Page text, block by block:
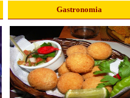
Gastronomia